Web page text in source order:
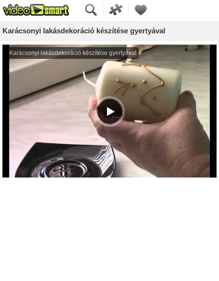
Karácsonyi lakásdekoráció készítése gyertyával